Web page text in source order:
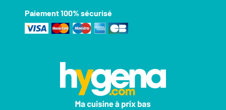
Paiement 100% sécurisé